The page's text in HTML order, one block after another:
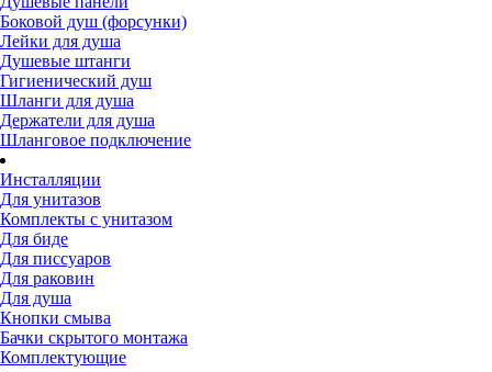
Боковой душ (форсунки)
Лейки для душа
Душевые штанги
Гигиенический душ
Шланги для душа
Держатели для душа
Шланговое подключение
Инсталляции
Для унитазов
Комплекты с унитазом
Для биде
Для писсуаров
Для раковин
Для душа
Кнопки смыва
Бачки скрытого монтажа
Комплектующие